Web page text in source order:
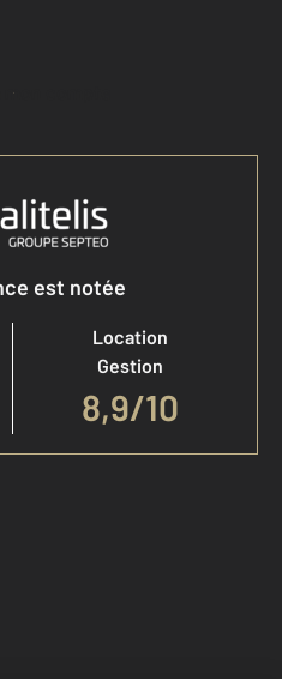
mon compte
est notée
Location
Gestion
8,9/10